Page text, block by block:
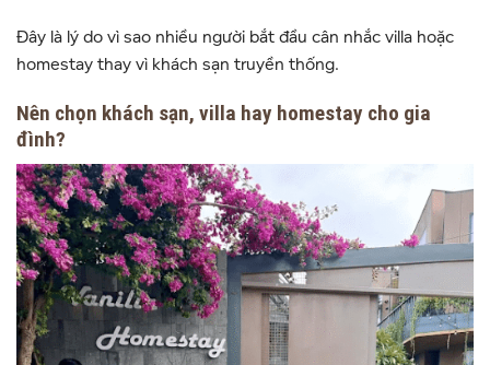
Đây là lý do vì sao nhiều người bắt đầu cân nhắc villa hoặc
homestay thay vì khách sạn truyền thống.
Nên chọn khách sạn, villa hay homestay cho gia
đình?